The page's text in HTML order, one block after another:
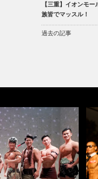
【三重】イオンモ
族皆でマッスル！
過去の記事